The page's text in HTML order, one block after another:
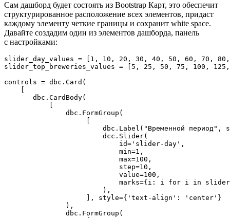
Сам дашборд будет состоять из Bootstrap Карт, это обеспечит
структурированное расположение всех элементов, придаст
каждому элементу четкие границы и сохранит white space.
Давайте создадим один из элементов дашборда, панель
с настройками:
slider_day_values = [1, 10, 20, 30, 40, 50, 60, 70,
slider_top_breweries_values = [5, 25, 50, 75, 100,
controls = dbc.Card(
       dbc.CardBody(
               dbc.FormGroup(
dbc.Label("Временной период",
                        dcc.Slider(
                            id='slider-day',
                            min=1,
                            max=100,
                            step=10,
                            value=100,
marks={i: i for i in
                        ),
                    ], style={'text-align': 'center'}
               ),
               dbc.FormGroup(